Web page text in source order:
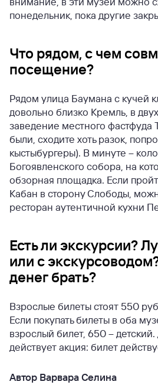
понедельник, пока другие
Что рядом, с чем
посещение?
Рядом улица Баумана с кучей
довольно близко Кремль, в
заведение местного фастфуда
были, сходите хоть разок,
кыстыбургеры). В минуте –
Богоявленского собора, на
обзорная площадка. Если
Кабан в сторону Слободы,
ресторан аутентичной кухни
Есть ли экскурсии?
или с
денег брать?
Взрослые билеты стоят 550
Если покупать билеты в оба
взрослый билет, 650 –
действует акция: билет
Автор Варвара Селина